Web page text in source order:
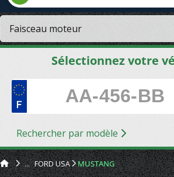
Sélectionnez votre
Rechercher par modèle
FORD USA MUSTANG